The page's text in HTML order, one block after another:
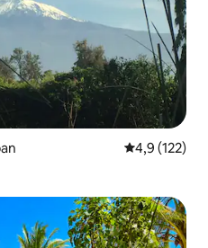
4,9 de uma
4,9 (122)